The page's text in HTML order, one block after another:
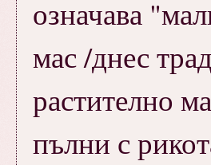
означава
мас /днес
растително
пълни с